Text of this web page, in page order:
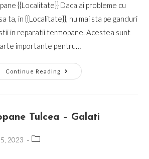
{{Localitate}} Daca ai probleme cu
ta, in {{Localitate}}, nu mai sta pe ganduri
in reparatii termopane. Acestea sunt
importante pentru…
Continue ReadingTermopane
Beresti
Tulcea – Galati
2023
Post